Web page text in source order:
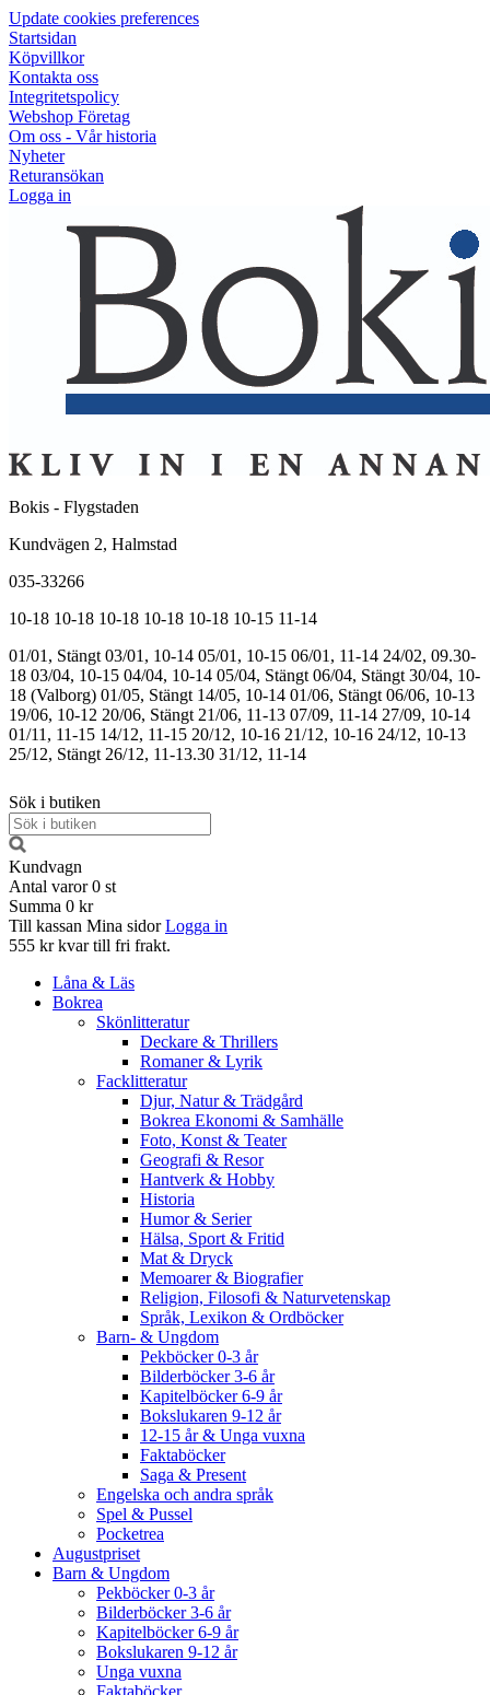
Update cookies preferences
Startsidan
Köpvillkor
Kontakta oss
Integritetspolicy
Webshop Företag
Om oss - Vår historia
Nyheter
Returansökan
Logga in
Bokis - Flygstaden
Kundvägen 2, Halmstad
035-33266
10-18 10-18 10-18 10-18 10-18 10-15 11-14
01/01, Stängt 03/01, 10-14 05/01, 10-15 06/01, 11-14 24/02, 09.30-
18 03/04, 10-15 04/04, 10-14 05/04, Stängt 06/04, Stängt 30/04, 10-
18 (Valborg) 01/05, Stängt 14/05, 10-14 01/06, Stängt 06/06, 10-13
19/06, 10-12 20/06, Stängt 21/06, 11-13 07/09, 11-14 27/09, 10-14
01/11, 11-15 14/12, 11-15 20/12, 10-16 21/12, 10-16 24/12, 10-13
25/12, Stängt 26/12, 11-13.30 31/12, 11-14
Sök i butiken
Kundvagn
Antal varor 0 st
Summa 0 kr
Till kassan Mina sidor Logga in
555 kr kvar till fri frakt.
Låna & Läs
Bokrea
Skönlitteratur
Deckare & Thrillers
Romaner & Lyrik
Facklitteratur
Djur, Natur & Trädgård
Bokrea Ekonomi & Samhälle
Foto, Konst & Teater
Geografi & Resor
Hantverk & Hobby
Historia
Humor & Serier
Hälsa, Sport & Fritid
Mat & Dryck
Memoarer & Biografier
Religion, Filosofi & Naturvetenskap
Språk, Lexikon & Ordböcker
Barn- & Ungdom
Pekböcker 0-3 år
Bilderböcker 3-6 år
Kapitelböcker 6-9 år
Bokslukaren 9-12 år
12-15 år & Unga vuxna
Faktaböcker
Saga & Present
Engelska och andra språk
Spel & Pussel
Pocketrea
Augustpriset
Barn & Ungdom
Pekböcker 0-3 år
Bilderböcker 3-6 år
Kapitelböcker 6-9 år
Bokslukaren 9-12 år
Unga vuxna
Faktaböcker